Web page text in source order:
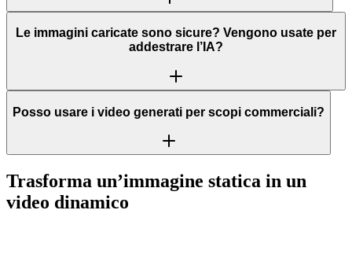
Le immagini caricate sono sicure? Vengono usate per
addestrare l’IA?
Posso usare i video generati per scopi commerciali?
Trasforma un’immagine statica in un
video dinamico